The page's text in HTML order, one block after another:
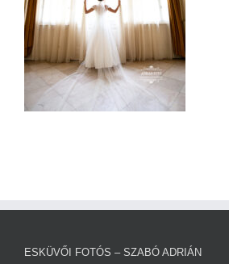
ESKÜVŐI FOTÓS – SZABÓ ADRIÁN